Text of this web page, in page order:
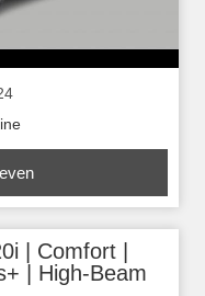
| Comfort |
| High-Beam